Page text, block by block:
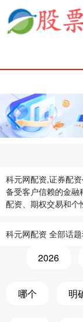
科元网配资,证券配
备受客户信赖的金
配资、期权交易和个
科元网配资 全部话
2026
哪个 明